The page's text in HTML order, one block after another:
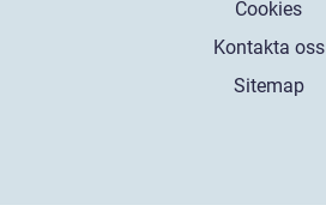
Cookies
Kontakta oss
Sitemap